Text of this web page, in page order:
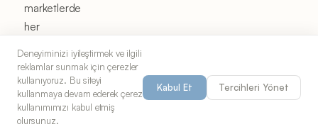
marketlerde
her
bulunur,
genellikle
üzerinde
bir
Deneyiminizi iyileştirmek ve ilgili
reklamlar sunmak için çerezler
kullanıyoruz. Bu siteyi
kullanmaya devam ederek çerez
kullanımımızı kabul etmiş
olursunuz.
Kabul Et Tercihleri Yönet